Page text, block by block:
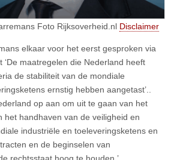
Foto Rijksoverheid.nl Disclaimer
elkaar voor het eerst gesproken via
‘De maatregelen die Nederland heeft
de stabiliteit van de mondiale
ernstig hebben aangetast’..
op aan om uit te gaan van het
het handhaven van de veiligheid en
industriële en toeleveringsketens en
en de beginselen van
rechtsstaat hoog te houden.’.